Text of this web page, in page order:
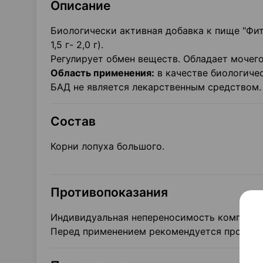
Описание
Биологически активная добавка к пище
1,5 г- 2,0 г).
Регулирует обмен веществ. Обладает
Область применения: в качестве
БАД не является лекарственным средством.
Состав
Корни лопуха большого.
Противопоказания
Индивидуальная непереносимость
Перед применением рекомендуется